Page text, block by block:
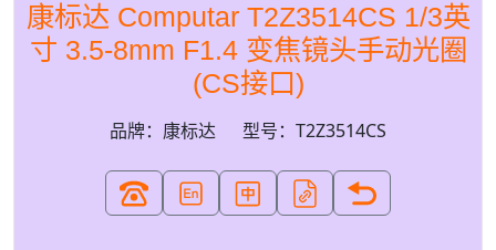
康标达 Computar T2Z3514CS 1/3英
寸 3.5-8mm F1.4 变焦镜头手动光圈
(CS接口)
品牌：康标达 型号：T2Z3514CS